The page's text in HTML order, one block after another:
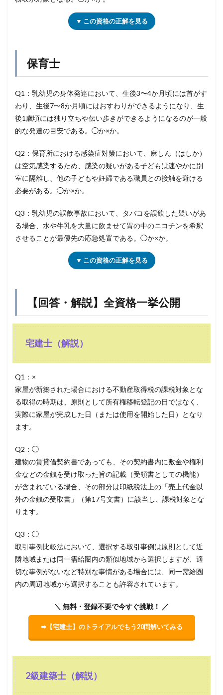
▼ この資格の正解を見る
保育士
Q1：乳幼児の身体発達において、生後3〜4か月頃には首がす
わり、生後7〜8か月頃にはおすわりができるようになり、生
後1歳頃には独り立ちや伝い歩きができるようになるのが一般
的な発達の目安である。◯か×か。
Q2：保育所における感染症対策において、麻しん（はしか）
は空気感染するため、感染の疑いがある子どもは速やかに別
室に隔離し、他の子どもや妊婦である職員との接触を避ける
必要がある。◯か×か。
Q3：乳幼児の誤飲事故において、タバコを誤飲した疑いがあ
る場合、水や牛乳を大量に飲ませて胃の中のニコチンを希釈
させることが最優先の応急処置である。◯か×か。
▼ この資格の正解を見る
【回答・解説】全資格一挙公開
宅建士（解説）
Q1：×
家屋が新築された場合における不動産取得税の課税対象とな
る取得の時期は、原則として所有権移転登記の日ではなく、
実際に家屋が完成した日（または使用を開始した日）となり
ます。
Q2：◯
建物の賃貸借契約書であっても、その契約書内に敷金や権利
金などの金銭を受け取った旨の記載（受領書としての機能）
が含まれている場合、その部分は印紙税法上の「売上代金以
外の金銭の受取書」（第17号文書）に該当し、課税対象とな
ります。
Q3：◯
取引事例比較法において、選択する取引事例は原則として近
隣地域または同一需給圏内の類似地域から選択しますが、適
切な事例がないなど特別な事情がある場合には、同一需給圏
内の周辺地域から選択することも許容されています。
＼ 無料・登録不要で今すぐ挑戦！ ／
➡【宅建士】のトライアルでもう20問解いてみる
2級建築士（解説）